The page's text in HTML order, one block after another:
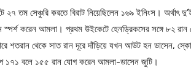
২৭ তম সেঞ্চুরি করতে বিরাট নিয়েছিলেন ১৬৯ ইনিংস। অর্থাৎ
স্পর্শ করেন আমলা। প্রথম উইকেটে হেনড্রিকসের সঙ্গে ৮২ রান
শতরান থেকে সাত রান দূরে দাঁড়িয়ে যখন আউট হন ডাসেন,
১৭১ বলে ১৫৫ রান যোগ করেন আমলা-ডাসেন জুটি।